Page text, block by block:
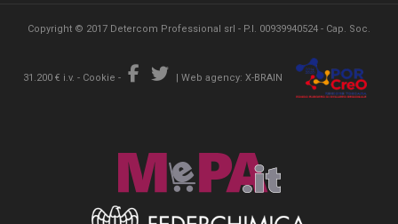
Copyright © 2017 Detercom Professional srl - P.I. 00939940524 - Cap. Soc.
31.200 € i.v. - Cookie - | Web agency: X-BRAIN